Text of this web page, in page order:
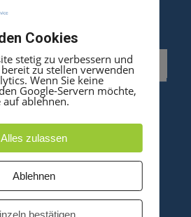
Cookies
stetig zu verbessern und
zu stellen verwenden
Wenn Sie keine
Google-Servern möchte,
auf ablehnen.
Alles zulassen
Ablehnen
bestätigen